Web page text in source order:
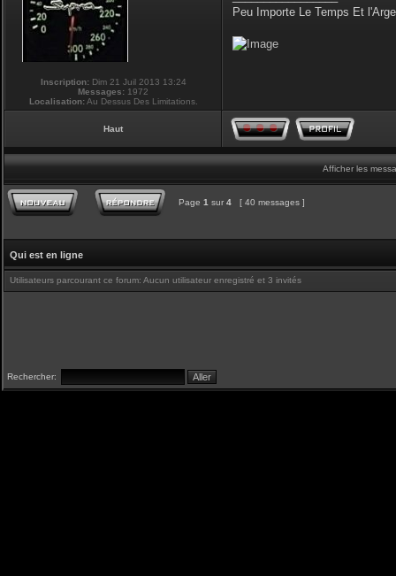
Inscription:Dim 21 Juil 2013 13:24
Messages: 1972
Localisation:Au Dessus Des Limitations.
Peu Importe Le Temps Et
Haut
Afficher les
Page 1 sur 4 [ 40 messages ]
Qui est en ligne
Utilisateurs parcourant ce forum: Aucun utilisateur enregistré et 3 invités
Rechercher: